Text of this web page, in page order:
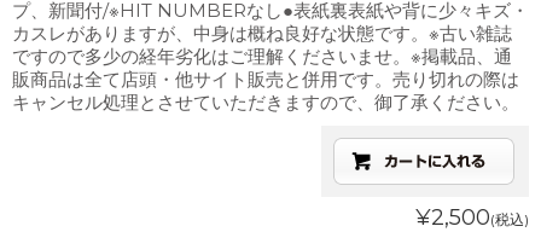
プ、新聞付/※HIT NUMBERなし●表紙裏表紙や背に少々キズ・
カスレがありますが、中身は概ね良好な状態です。※古い雑誌
ですので多少の経年劣化はご理解くださいませ。※掲載品、通
販商品は全て店頭・他サイト販売と併用です。売り切れの際は
キャンセル処理とさせていただきますので、御了承ください。
¥2,500(税込)